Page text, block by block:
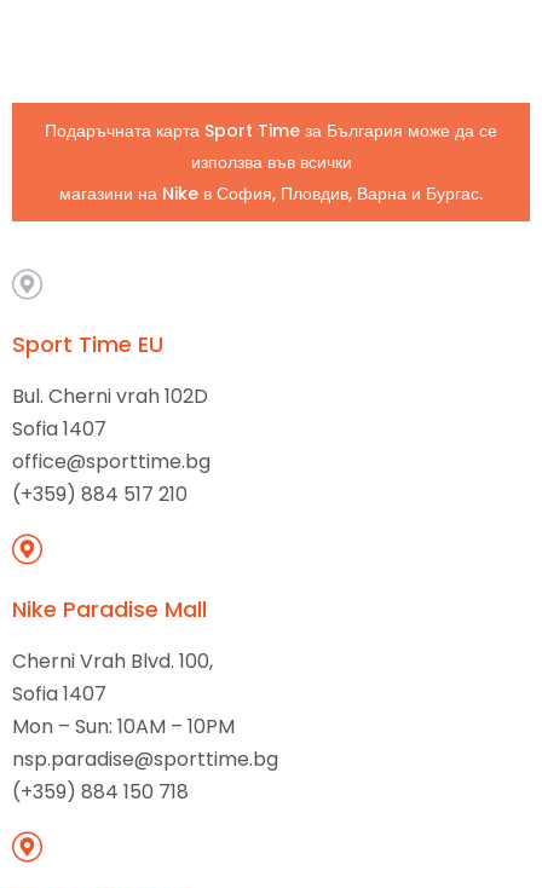
Подаръчната карта Sport Time за България може да се
използва във всички
магазини на Nike в София, Пловдив, Варна и Бургас.
Sport Time EU
Bul. Cherni vrah 102D
Sofia 1407
office@sporttime.bg
(+359) 884 517 210
Nike Paradise Mall
Cherni Vrah Blvd. 100,
Sofia 1407
Mon – Sun: 10AM – 10PM
nsp.paradise@sporttime.bg
(+359) 884 150 718